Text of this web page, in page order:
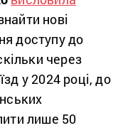
нові
доступу до
через
у 2024 році, до
лише 50